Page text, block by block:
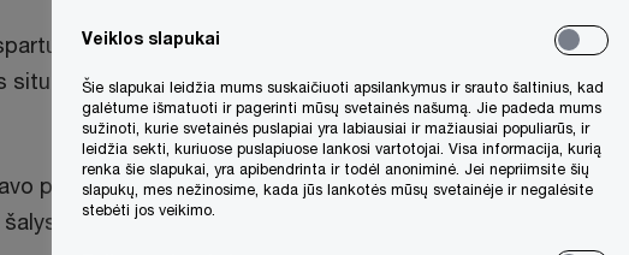
infliacijos augimas paveikė visą pasaulį.
2023 metais sulauksime pasaulinės
pasaulinėje apklausoje, o 323 vadovai iš
Veiklos slapukai
Šie slapukai leidžia mums suskaičiuoti apsilankymus ir srauto šaltinius, kad
galėtume išmatuoti ir pagerinti mūsų svetainės našumą. Jie padeda mums
sužinoti, kurie svetainės puslapiai yra labiausiai ir mažiausiai populiarūs, ir
leidžia sekti, kuriuose puslapiuose lankosi vartotojai. Visa informacija, kurią
renka šie slapukai, yra apibendrinta ir todėl anoniminė. Jei nepriimsite šių
slapukų, mes nežinosime, kada jūs lankotės mūsų svetainėje ir negalėsite
stebėti jos veikimo.